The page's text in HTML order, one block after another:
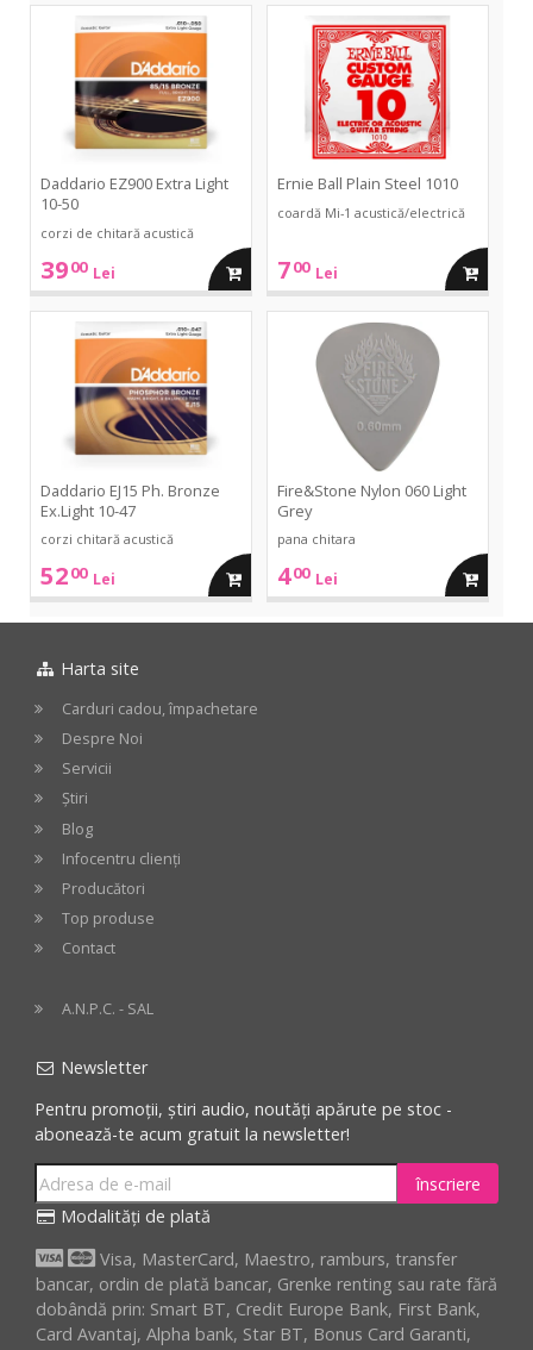
Daddario EZ900 Extra Light
10-50
corzi de chitară acustică
3900 Lei adauga
Ernie Ball Plain Steel 1010
coardă Mi-1 acustică/electrică
700 Lei adauga
Ex.Light
Daddario EJ15 Ph. Bronze
Ex.Light 10-47
corzi chitară acustică
5200 Lei adauga
in
Fire&Stone Nylon 060 Light
Grey
pana chitara
400 Lei adauga
in
Harta site
Carduri cadou, împachetare
Despre Noi
Servicii
Știri
Blog
Infocentru clienți
Producători
Top produse
Contact
A.N.P.C. - SAL
Newsletter
Pentru promoții, știri audio, noutăți apărute pe stoc -
abonează-te acum gratuit la newsletter!
înscriere
Modalități de plată
Visa, MasterCard, Maestro, ramburs, transfer
bancar, ordin de plată bancar, Grenke renting sau rate fără
dobândă prin: Smart BT, Credit Europe Bank, First Bank,
Card Avantaj, Alpha bank, Star BT, Bonus Card Garanti,